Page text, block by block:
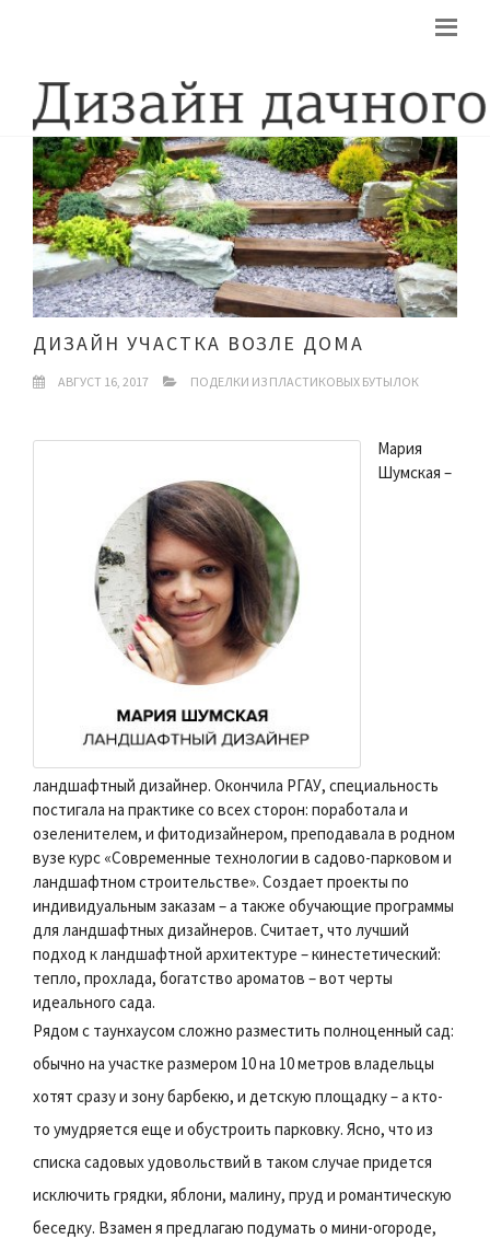
ДИЗАЙН УЧАСТКА ВОЗЛЕ ДОМА
АВГУСТ 16, 2017 ПОДЕЛКИ ИЗ ПЛАСТИКОВЫХ БУТЫЛОК
Мария
Шумская –
ландшафтный дизайнер. Окончила РГАУ, специальность
постигала на практике со всех сторон: поработала и
озеленителем, и фитодизайнером, преподавала в родном
вузе курс «Современные технологии в садово-парковом и
ландшафтном строительстве». Создает проекты по
индивидуальным заказам – а также обучающие программы
для ландшафтных дизайнеров. Считает, что лучший
подход к ландшафтной архитектуре – кинестетический:
тепло, прохлада, богатство ароматов – вот черты
идеального сада.
Рядом с таунхаусом сложно разместить полноценный сад:
обычно на участке размером 10 на 10 метров владельцы
хотят сразу и зону барбекю, и детскую площадку – а кто-
то умудряется еще и обустроить парковку. Ясно, что из
списка садовых удовольствий в таком случае придется
исключить грядки, яблони, малину, пруд и романтическую
беседку. Взамен я предлагаю подумать о мини-огороде,